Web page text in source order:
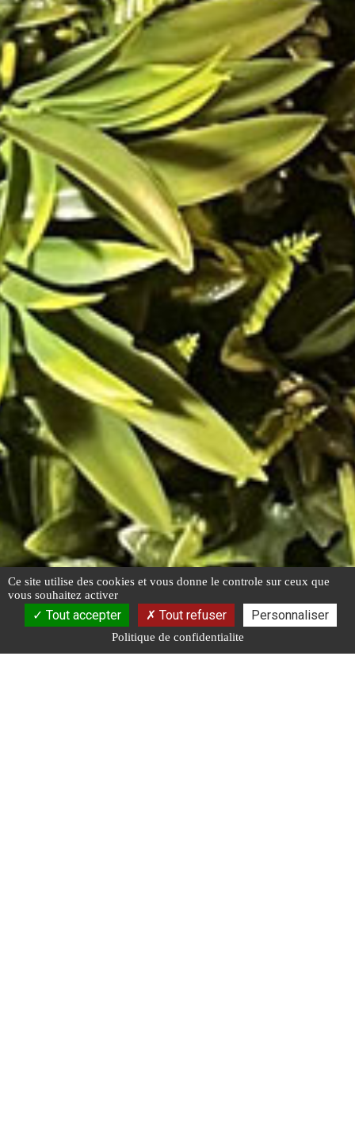
Ce site utilise des cookies et vous donne le controle sur ceux que
vous souhaitez activer
Tout accepter Tout refuser Personnaliser
Politique de confidentialite